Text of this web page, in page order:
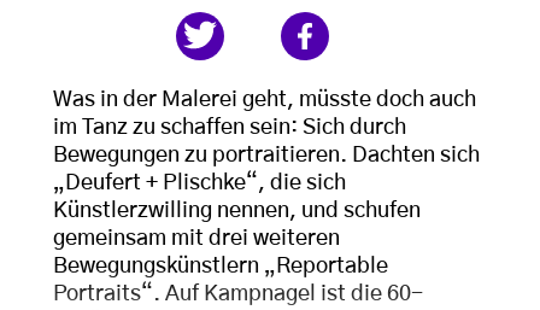
Was in der Malerei geht, müsste doch auch
im Tanz zu schaffen sein: Sich durch
Bewegungen zu portraitieren. Dachten sich
„Deufert + Plischke“, die sich
Künstlerzwilling nennen, und schufen
gemeinsam mit drei weiteren
Bewegungskünstlern „Reportable
Portraits“. Auf Kampnagel ist die 60-